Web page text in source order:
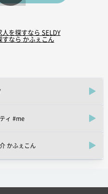
を探すなら SELDY
すなら かふぇこん
ィ #me
かふぇこん